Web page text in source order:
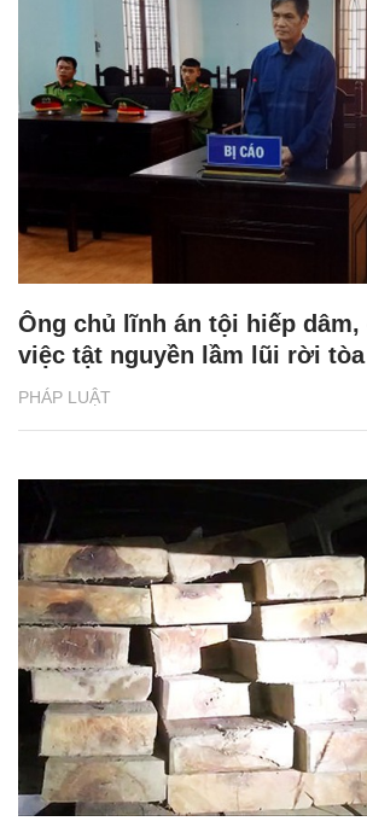
PHÁP LUẬT
Ông chủ lĩnh án tội hiếp
việc tật nguyền lầm lũi rời tòa